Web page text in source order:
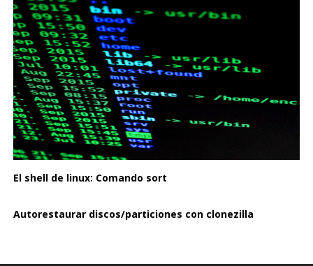
El shell de linux: Comando sort
Autorestaurar discos/particiones con clonezilla